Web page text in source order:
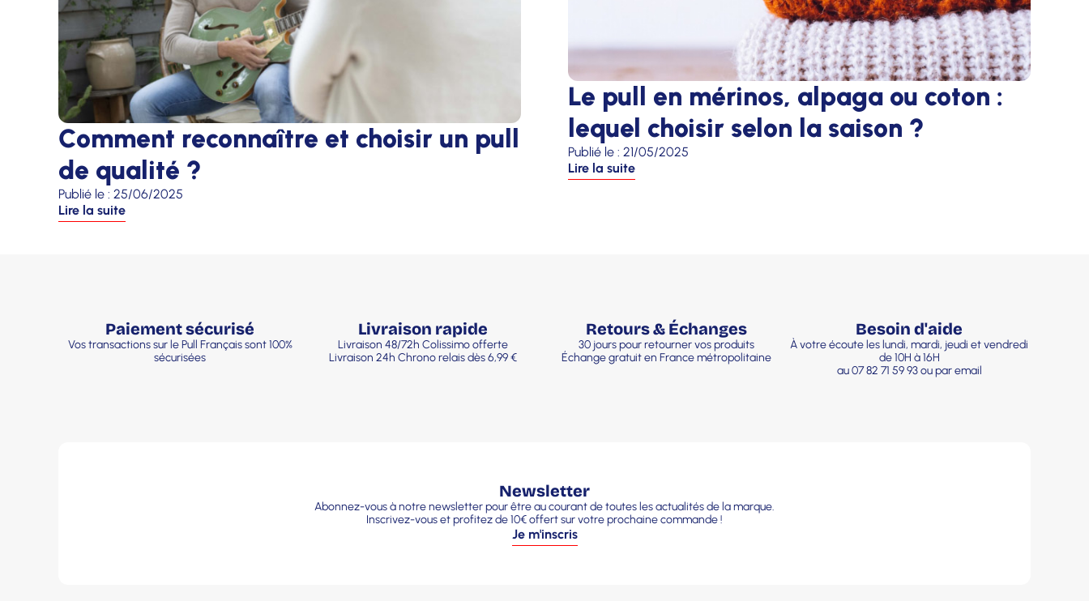
Comment reconnaître et choisir un pull
de qualité ?
Publié le : 25/06/2025
Lire la suite
Le pull en mérinos, alpaga ou coton :
lequel choisir selon la saison ?
Publié le : 21/05/2025
Lire la suite
Paiement sécurisé
Vos transactions sur le Pull Français sont 100%
sécurisées
Livraison rapide
Livraison 48/72h Colissimo offerte
Livraison 24h Chrono relais dès 6,99 €
Retours & Échanges
30 jours pour retourner vos produits
Échange gratuit en France métropolitaine
Besoin d'aide
À votre écoute les lundi, mardi, jeudi et vendredi
de 10H à 16H
au 07 82 71 59 93 ou par email
Newsletter
Abonnez-vous à notre newsletter pour être au courant de toutes les actualités de la marque.
Inscrivez-vous et profitez de 10€ offert sur votre prochaine commande !
Je m'inscris